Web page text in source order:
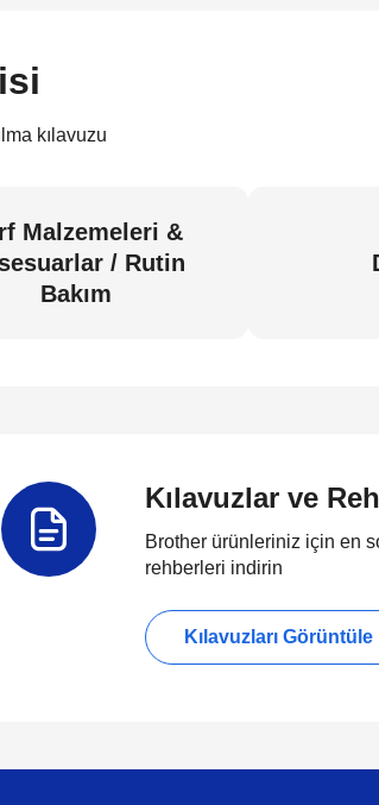
kılavuzu
Malzemeleri &
/ Rutin
Bakım
Kılavuzlar ve
Brother ürünleriniz için en
rehberleri indirin
Kılavuzları Görüntüle